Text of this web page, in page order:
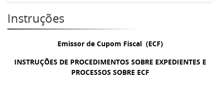
Instruções
Emissor de Cupom Fiscal (ECF)
INSTRUÇÕES DE PROCEDIMENTOS SOBRE EXPEDIENTES E
PROCESSOS SOBRE ECF